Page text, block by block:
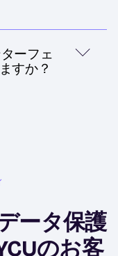
ーフェ
すか？
ータ保護
のお客